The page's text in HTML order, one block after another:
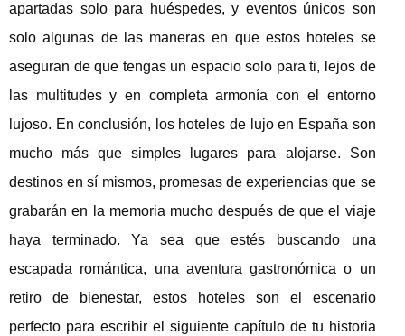
apartadas solo para huéspedes, y eventos únicos son
solo algunas de las maneras en que estos hoteles se
aseguran de que tengas un espacio solo para ti, lejos de
las multitudes y en completa armonía con el entorno
lujoso. En conclusión, los hoteles de lujo en España son
mucho más que simples lugares para alojarse. Son
destinos en sí mismos, promesas de experiencias que se
grabarán en la memoria mucho después de que el viaje
haya terminado. Ya sea que estés buscando una
escapada romántica, una aventura gastronómica o un
retiro de bienestar, estos hoteles son el escenario
perfecto para escribir el siguiente capítulo de tu historia